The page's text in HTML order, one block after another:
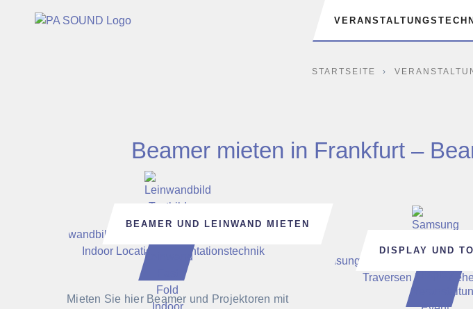
überspringen
STARTSEITE
Beamer mieten in Frankfurt –
BEAMER UND LEINWAND MIETEN
Mieten Sie hier Beamer und Projektoren mit
DISPLAY UND